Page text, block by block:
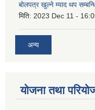
बोलपत्र खुल्ने म्याद थप
मिति: 2023 Dec 11 -
अन्य
योजना तथा